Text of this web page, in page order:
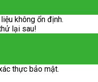
không ổn định.
lại sau!
thực bảo mật.